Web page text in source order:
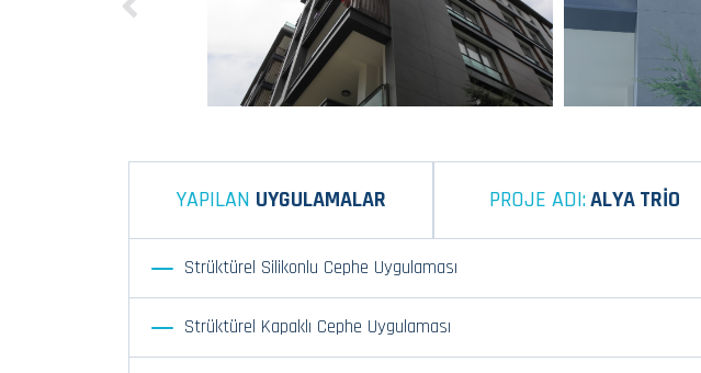
YAPILAN UYGULAMALAR PROJE ADI:ALYA TRİO
Strüktürel Silikonlu Cephe Uygulaması
Strüktürel Kapaklı Cephe Uygulaması